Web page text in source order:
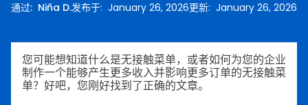
通过: Niña D.发布于: January 26, 2026更新: January 26, 2026
您可能想知道什么是无接触菜单，或者如何为您的企业
制作一个能够产生更多收入并影响更多订单的无接触菜
单？好吧，您刚好找到了正确的文章。